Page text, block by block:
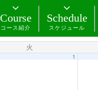
Course
コース紹介
Schedule
スケジュール
火
1